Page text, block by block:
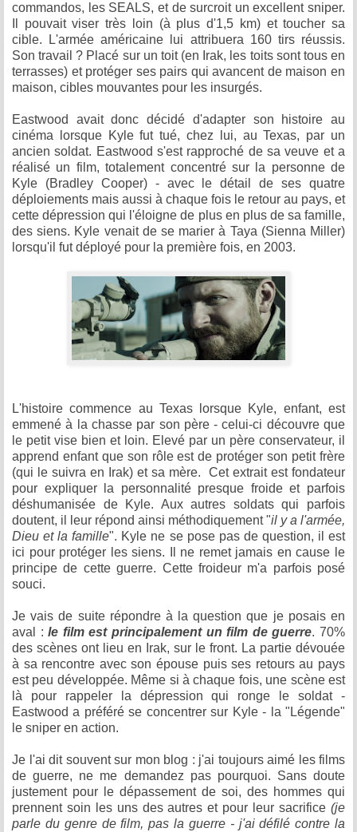
commandos, les SEALS, et de surcroit un excellent sniper.
Il pouvait viser très loin (à plus d'1,5 km) et toucher sa
cible. L'armée américaine lui attribuera 160 tirs réussis.
Son travail ? Placé sur un toit (en Irak, les toits sont tous en
terrasses) et protéger ses pairs qui avancent de maison en
maison, cibles mouvantes pour les insurgés.
Eastwood avait donc décidé d'adapter son histoire au
cinéma lorsque Kyle fut tué, chez lui, au Texas, par un
ancien soldat. Eastwood s'est rapproché de sa veuve et a
réalisé un film, totalement concentré sur la personne de
Kyle (Bradley Cooper) - avec le détail de ses quatre
déploiements mais aussi à chaque fois le retour au pays, et
cette dépression qui l'éloigne de plus en plus de sa famille,
des siens. Kyle venait de se marier à Taya (Sienna Miller)
lorsqu'il fut déployé pour la première fois, en 2003.
L'histoire commence au Texas lorsque Kyle, enfant, est
emmené à la chasse par son père - celui-ci découvre que
le petit vise bien et loin. Elevé par un père conservateur, il
apprend enfant que son rôle est de protéger son petit frère
(qui le suivra en Irak) et sa mère. Cet extrait est fondateur
pour expliquer la personnalité presque froide et parfois
déshumanisée de Kyle. Aux autres soldats qui parfois
doutent, il leur répond ainsi méthodiquement "il y a l'armée,
Dieu et la famille". Kyle ne se pose pas de question, il est
ici pour protéger les siens. Il ne remet jamais en cause le
principe de cette guerre. Cette froideur m'a parfois posé
souci.
Je vais de suite répondre à la question que je posais en
aval :le film est principalement un film de guerre. 70%
des scènes ont lieu en Irak, sur le front. La partie dévouée
à sa rencontre avec son épouse puis ses retours au pays
est peu développée. Même si à chaque fois, une scène est
là pour rappeler la dépression qui ronge le soldat -
Eastwood a préféré se concentrer sur Kyle - la "Légende"
le sniper en action.
Je l'ai dit souvent sur mon blog : j'ai toujours aimé les films
de guerre, ne me demandez pas pourquoi. Sans doute
justement pour le dépassement de soi, des hommes qui
prennent soin les uns des autres et pour leur sacrifice (je
parle du genre de film, pas la guerre - j'ai défilé contre la